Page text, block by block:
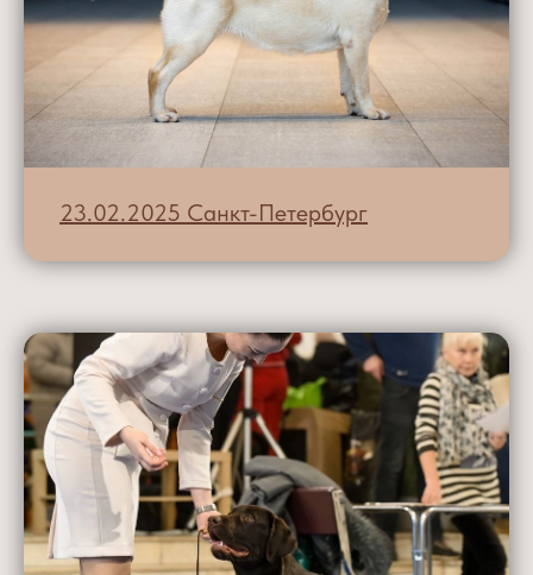
23.02.2025 Санкт-Петербург